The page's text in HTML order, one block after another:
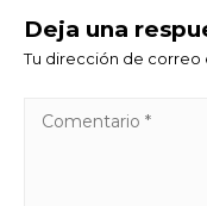
Deja una
Tu dirección de correo